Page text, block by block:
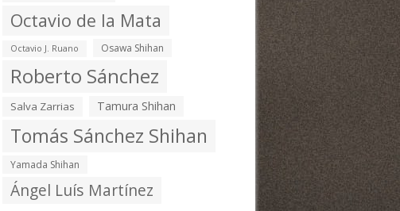
Octavio de la Mata
Octavio J. Ruano Osawa Shihan
Roberto Sánchez
Salva Zarrias Tamura Shihan
Tomás Sánchez Shihan
Yamada Shihan
Ángel Luís Martínez